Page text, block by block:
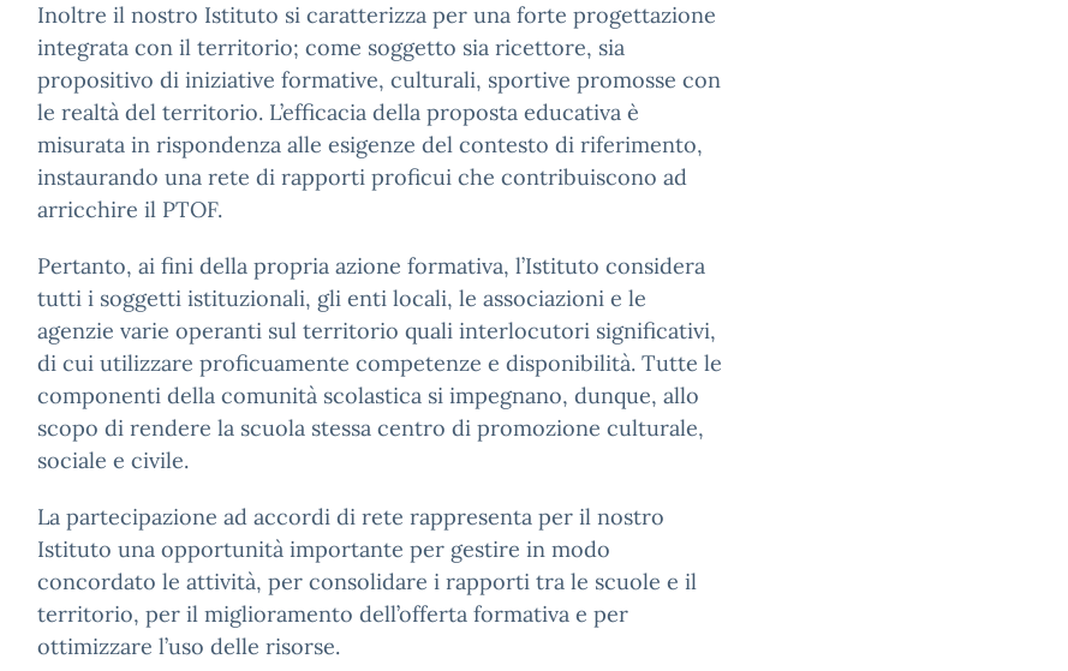
Inoltre il nostro Istituto si caratterizza per una forte progettazione
integrata con il territorio; come soggetto sia ricettore, sia
propositivo di iniziative formative, culturali, sportive promosse con
le realtà del territorio. L’efficacia della proposta educativa è
misurata in rispondenza alle esigenze del contesto di riferimento,
instaurando una rete di rapporti proficui che contribuiscono ad
arricchire il PTOF.
Pertanto, ai fini della propria azione formativa, l’Istituto considera
tutti i soggetti istituzionali, gli enti locali, le associazioni e le
agenzie varie operanti sul territorio quali interlocutori significativi,
di cui utilizzare proficuamente competenze e disponibilità. Tutte le
componenti della comunità scolastica si impegnano, dunque, allo
scopo di rendere la scuola stessa centro di promozione culturale,
sociale e civile.
La partecipazione ad accordi di rete rappresenta per il nostro
Istituto una opportunità importante per gestire in modo
concordato le attività, per consolidare i rapporti tra le scuole e il
territorio, per il miglioramento dell’offerta formativa e per
ottimizzare l’uso delle risorse.